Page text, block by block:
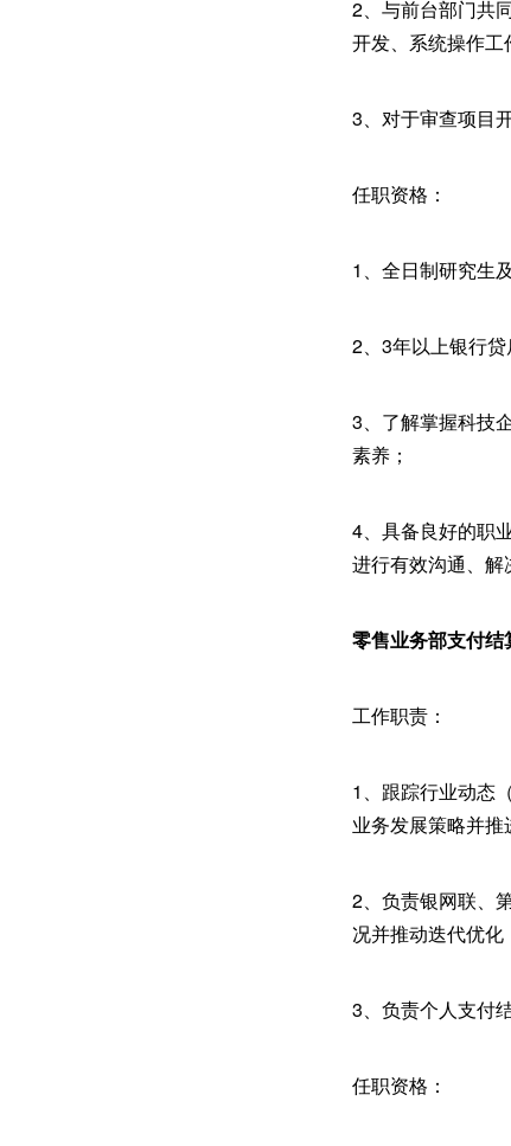
2、与前台部门共
开发、系统操作工
3、对于审查项目
任职资格：
1、全日制研究生
2、3年以上银行贷
3、了解掌握科技
素养；
4、具备良好的职
进行有效沟通、解
零售业务部支付结
工作职责：
1、跟踪行业动态
业务发展策略并推
2、负责银网联、
况并推动迭代优化
3、负责个人支付
任职资格：